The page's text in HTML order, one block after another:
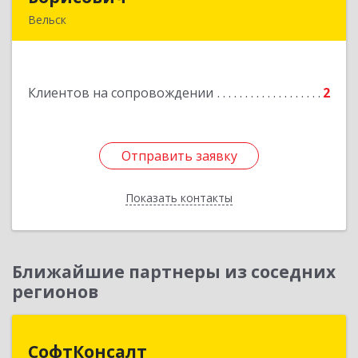
Вельск
Клиентов на сопровождении 2
Отправить заявку
Показать контакты
Подробнее
Отправить заявку
Назад
Ближайшие партнеры из соседних
регионов
СофтКонсалт